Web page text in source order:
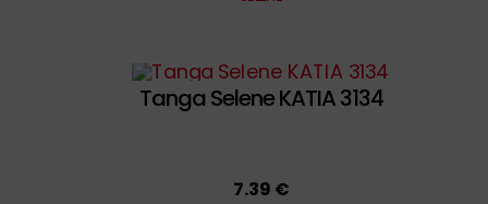
Tanga Selene KATIA 3134
7.39 €